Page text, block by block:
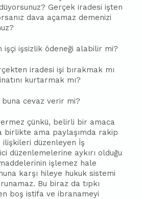
Gerçek iradesi işten
dava açamaz demenizi
işçi işsizlik ödeneği alabilir mi?
iradesi işi bırakmak mı
kurtarmak mı?
buna cevaz verir mi?
çünkü, belirli bir amaca
birlikte ama paylaşımda rakip
ilişkileri düzenleyen İş
düzenlemelerine aykırı olduğu
işlemez hale
karşı hileye hukuk sistemi
Bu biraz da tıpkı
boş istifa ve ibranameyi